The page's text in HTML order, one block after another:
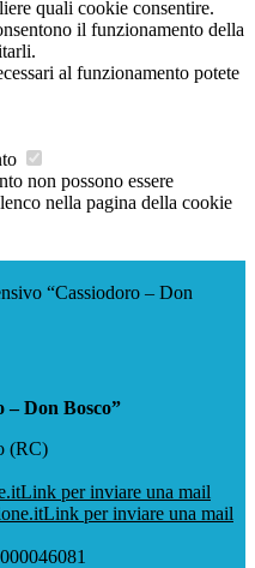
quali cookie consentire.
il funzionamento della
al funzionamento potete
non possono essere
nella pagina della cookie
“Cassiodoro – Don
– Don Bosco”
(RC)
Link per inviare una mail
Link per inviare una mail